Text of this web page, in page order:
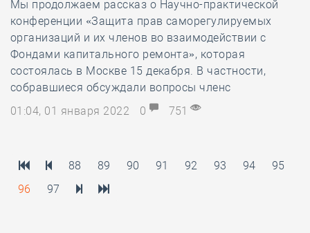
Мы продолжаем рассказ о Научно-практической
конференции «Защита прав саморегулируемых
организаций и их членов во взаимодействии с
Фондами капитального ремонта», которая
состоялась в Москве 15 декабря. В частности,
собравшиеся обсуждали вопросы членс
01:04, 01 января 2022
0 751
88 89 90 91 92 93 94
95
96
97